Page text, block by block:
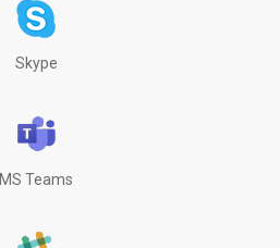
Skype
MS Teams